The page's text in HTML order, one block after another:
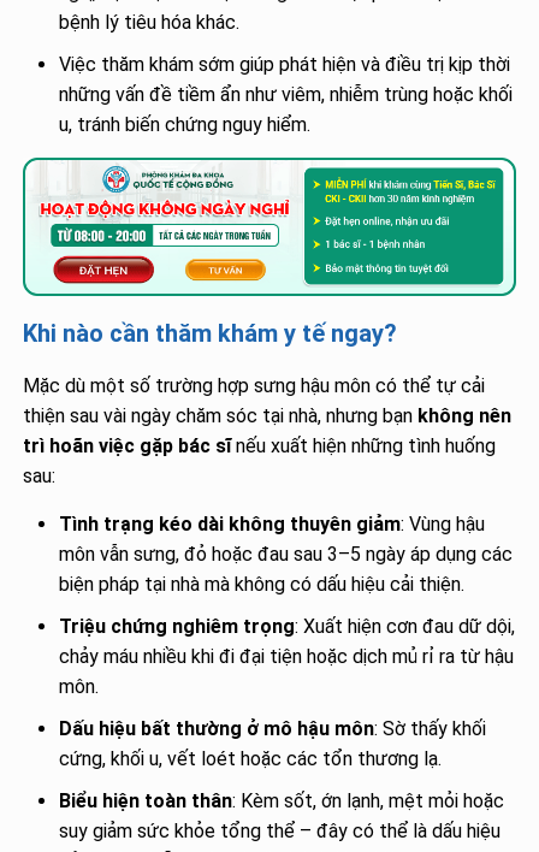
bệnh lý tiêu hóa khác.
Việc thăm khám sớm giúp phát hiện và điều trị kịp thời
những vấn đề tiềm ẩn như viêm, nhiễm trùng hoặc khối
u, tránh biến chứng nguy hiểm.
Khi nào cần thăm khám y tế ngay?
Mặc dù một số trường hợp sưng hậu môn có thể tự cải
thiện sau vài ngày chăm sóc tại nhà, nhưng bạn không nên
trì hoãn việc gặp bác sĩnếu xuất hiện những tình huống
sau:
Tình trạng kéo dài không thuyên giảm: Vùng hậu
môn vẫn sưng, đỏ hoặc đau sau 3–5 ngày áp dụng các
biện pháp tại nhà mà không có dấu hiệu cải thiện.
Triệu chứng nghiêm trọng: Xuất hiện cơn đau dữ dội,
chảy máu nhiều khi đi đại tiện hoặc dịch mủ rỉ ra từ hậu
môn.
Dấu hiệu bất thường ở mô hậu môn: Sờ thấy khối
cứng, khối u, vết loét hoặc các tổn thương lạ.
Biểu hiện toàn thân: Kèm sốt, ớn lạnh, mệt mỏi hoặc
suy giảm sức khỏe tổng thể – đây có thể là dấu hiệu